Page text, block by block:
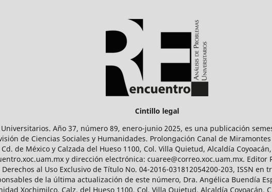
Cintillo legal
Año 37, número 89, enero-junio 2025, es una publicación
de Ciencias Sociales y Humanidades. Prolongación Canal de Miramontes
de México y Calzada del Hueso 1100, Col. Villa Quietud, Alcaldía
y dirección electrónica: cuaree@correo.xoc.uam.mx. Editor
al Uso Exclusivo de Título No. 04-2016-031812054200-203, ISSN
de la última actualización de este número, Dra. Angélica Buendía
Xochimilco, Calz. del Hueso 1100, Col. Villa Quietud, Alcaldía Coyoacán,